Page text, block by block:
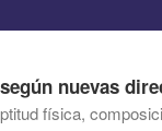
nuevas
física,